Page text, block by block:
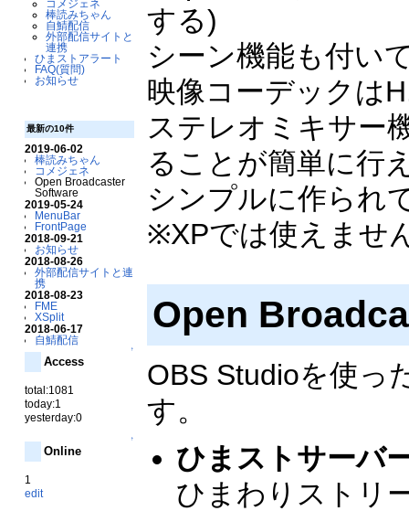
コメジェネ
棒読みちゃん
自鯖配信
外部配信サイトと
連携
ひまストアラート
FAQ(質問)
お知らせ
最新の10件
2019-06-02
棒読みちゃん
コメジェネ
Open Broadcaster
Software
2019-05-24
MenuBar
FrontPage
2018-09-21
お知らせ
2018-08-26
外部配信サイトと連
携
2018-08-23
FME
XSplit
2018-06-17
自鯖配信
↑
Access
total:1081
today:1
yesterday:0
↑
Online
1
edit
する)
シーン機能も付い
映像コーデックは
ステレオミキサー
ることが簡単に行
シンプルに作られ
※XPでは使えませ
Open
OBS Studioを使っ
す。
ひまストサーバ
ひまわりストリ